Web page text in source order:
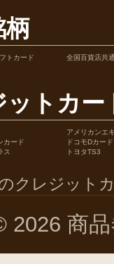
柄
トカード 全国百貨店共
ットカー
アメリカンエ
カード
ドコモDカード
ス トヨタTS3
クレジット
2026 商